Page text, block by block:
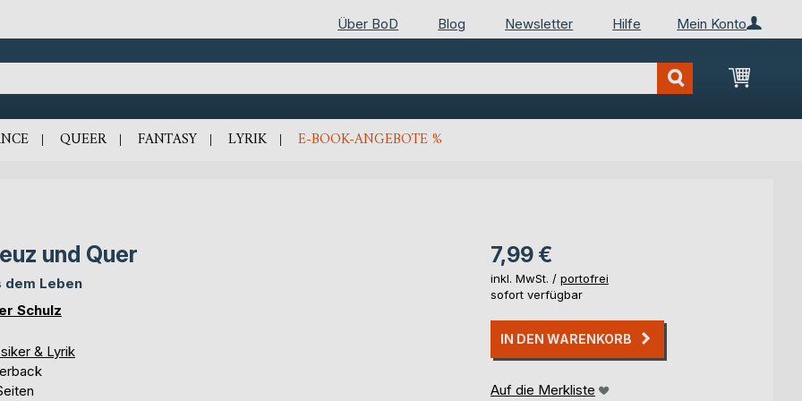
Mein Konto
Über BoD Blog Newsletter Hilfe
Mein
QUEER FANTASY LYRIK E-BOOK-ANGEBOTE %
und Quer
dem Leben
Schulz
& Lyrik
7,99 €
inkl. MwSt. / portofrei
sofort verfügbar
IN DEN WARENKORB
Auf die Merkliste